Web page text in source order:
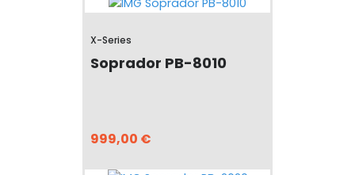
X-Series
Soprador PB-8010
999,00 €